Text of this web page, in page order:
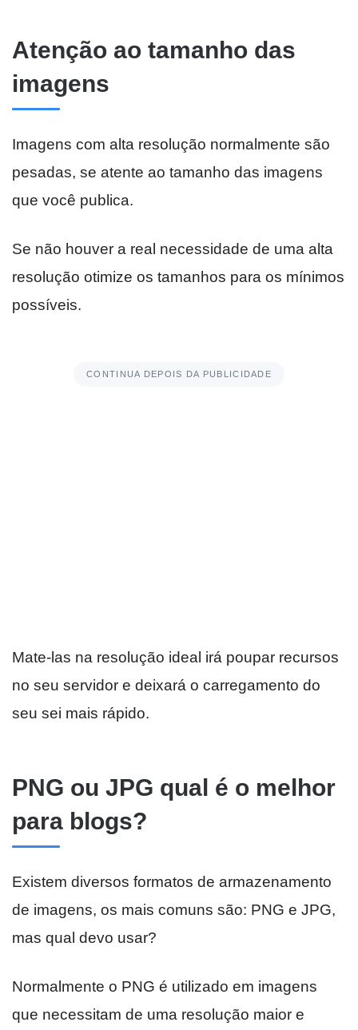
Atenção ao tamanho das
imagens
Imagens com alta resolução normalmente são
pesadas, se atente ao tamanho das imagens
que você publica.
Se não houver a real necessidade de uma alta
resolução otimize os tamanhos para os mínimos
possíveis.
CONTINUA DEPOIS DA PUBLICIDADE
Mate-las na resolução ideal irá poupar recursos
no seu servidor e deixará o carregamento do
seu sei mais rápido.
PNG ou JPG qual é o melhor
para blogs?
Existem diversos formatos de armazenamento
de imagens, os mais comuns são: PNG e JPG,
mas qual devo usar?
Normalmente o PNG é utilizado em imagens
que necessitam de uma resolução maior e